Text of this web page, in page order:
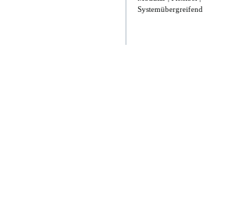
Systemübergreifend